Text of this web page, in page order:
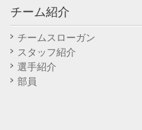
チーム紹介
チームスローガン
スタッフ紹介
選手紹介
部員